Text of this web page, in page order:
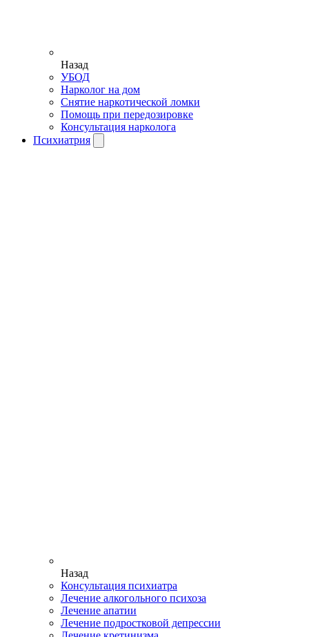
Назад
УБОД
Нарколог на дом
Снятие наркотической ломки
Помощь при передозировке
Консультация нарколога
Психиатрия
Назад
Консультация психиатра
Лечение алкогольного психоза
Лечение апатии
Лечение подростковой депрессии